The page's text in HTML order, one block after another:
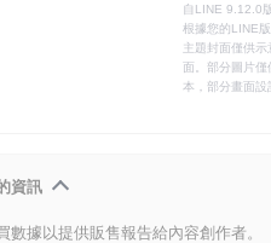
自LINE 9.12.0
根據您的LINE
主題封面僅供
面。部分圖片僅
本，部分畫面設
資訊
數據以提供販售報告給內容創作者。